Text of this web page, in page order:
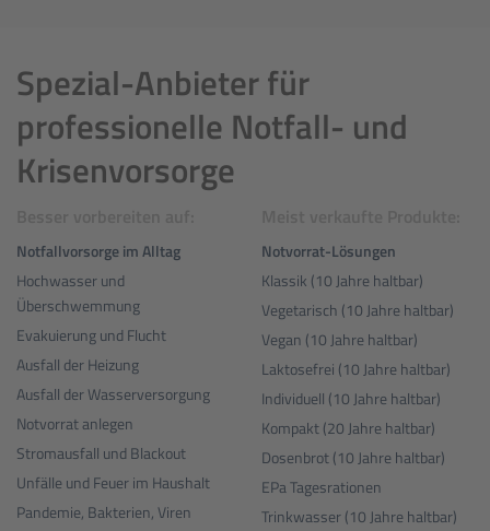
Spezial-Anbieter für
professionelle Notfall- und
Krisenvorsorge
Notfallvorsorge im Alltag
Hochwasser und
Überschwemmung
Evakuierung und Flucht
Ausfall der Heizung
Ausfall der Wasserversorgung
Notvorrat anlegen
Stromausfall und Blackout
Unfälle und Feuer im Haushalt
Pandemie, Bakterien, Viren
Notvorrat-Lösungen
Klassik (10 Jahre haltbar)
Vegetarisch (10 Jahre haltbar)
Vegan (10 Jahre haltbar)
Laktosefrei (10 Jahre haltbar)
Individuell (10 Jahre haltbar)
Kompakt (20 Jahre haltbar)
Dosenbrot (10 Jahre haltbar)
EPa Tagesrationen
Trinkwasser (10 Jahre haltbar)